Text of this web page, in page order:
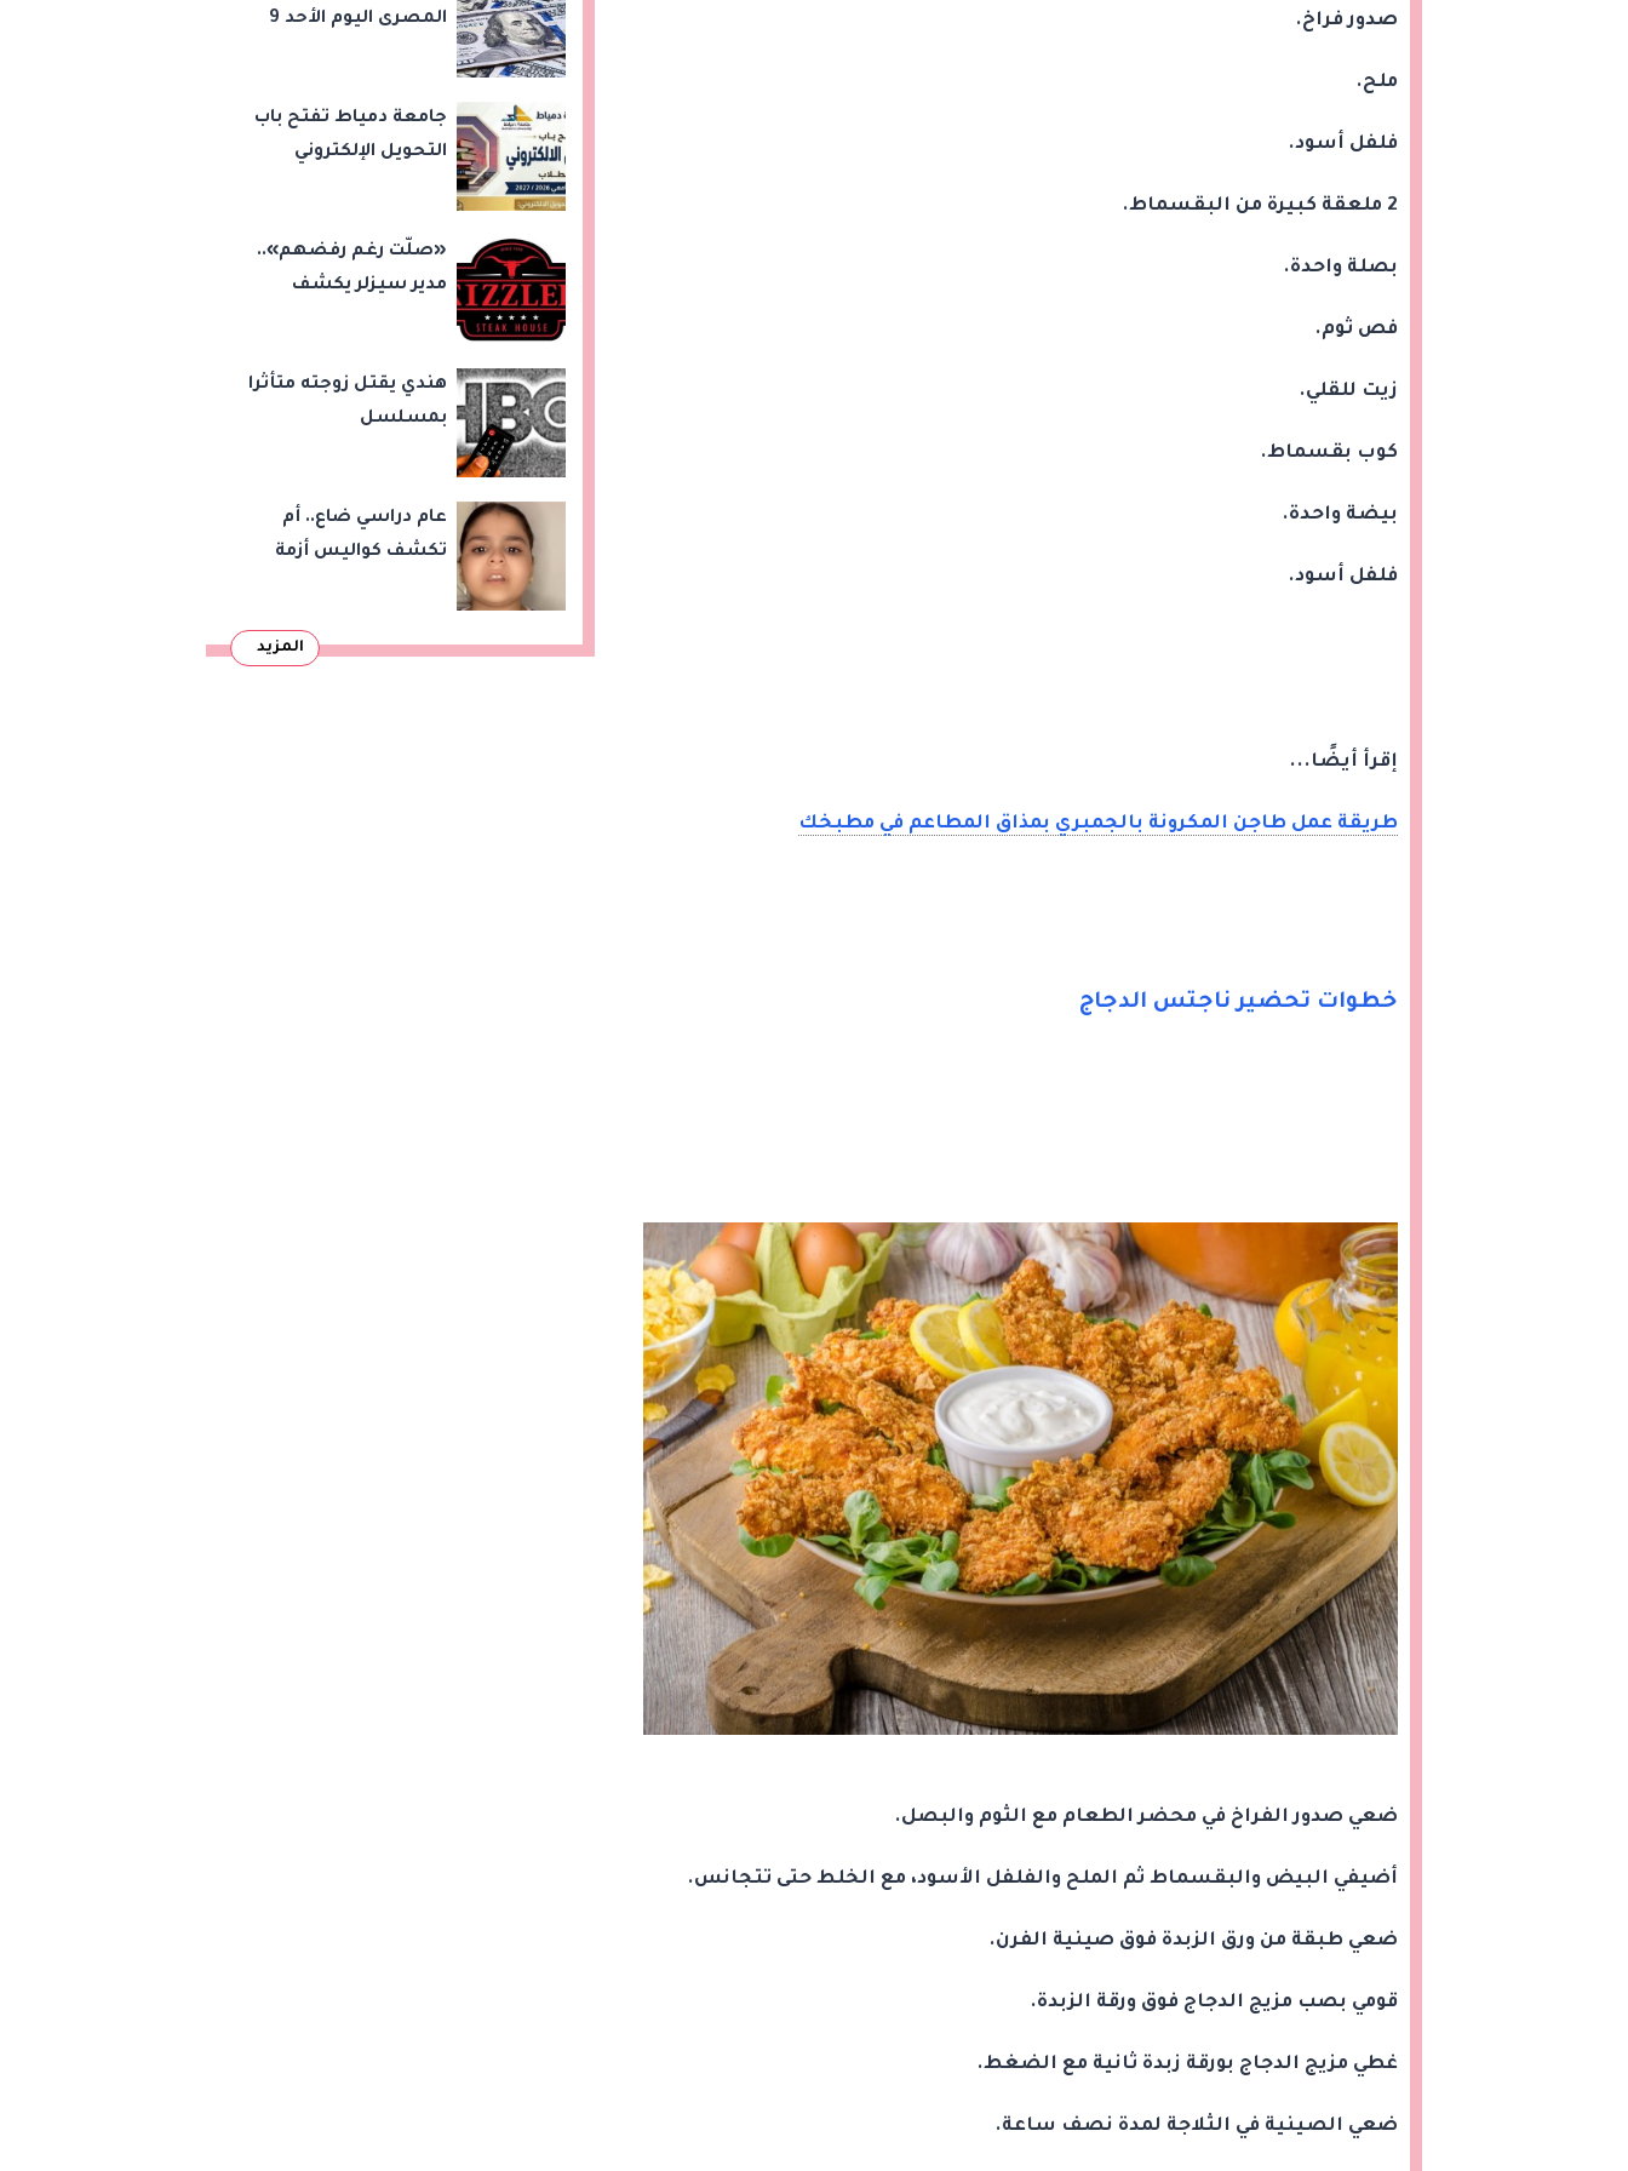
صدور فراخ.
ملح.
فلفل أسود.
2 ملعقة كبيرة من البقسماط.
بصلة واحدة.
فص ثوم.
زيت للقلي.
كوب بقسماط.
بيضة واحدة.
فلفل أسود.
إقرأ أيضًا...
طريقة عمل طاجن المكرونة بالجمبري بمذاق المطاعم في مطبخك
خطوات تحضير ناجتس الدجاج
ضعي صدور الفراخ في محضر الطعام مع الثوم والبصل.
أضيفي البيض والبقسماط ثم الملح والفلفل الأسود، مع الخلط حتى تتجانس.
ضعي طبقة من ورق الزبدة فوق صينية الفرن.
قومي بصب مزيج الدجاج فوق ورقة الزبدة.
غطي مزيج الدجاج بورقة زبدة ثانية مع الضغط.
ضعي الصينية في الثلاجة لمدة نصف ساعة.
المصرى اليوم الأحد 9
جامعة دمياط تفتح باب
التحويل الإلكتروني
«صلّت رغم رفضهم»..
مدير سيزلر يكشف
على بُعد 50 متر»
هندي يقتل زوجته متأثرا
بمسلسل
عام دراسي ضاع.. أم
تكشف كواليس أزمة
التعليم»
المزيد